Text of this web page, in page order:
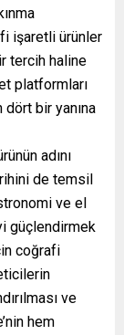
işaretli ürünler
tercih haline
platformları
bir yanına
adını
de temsil
ve el
güçlendirmek
coğrafi
ve
hem